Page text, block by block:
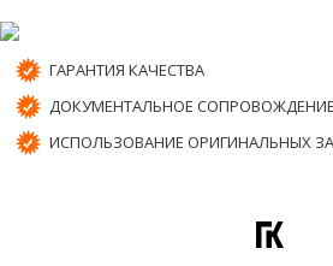
ГАРАНТИЯ КАЧЕСТВА
ДОКУМЕНТАЛЬНОЕ СОПРОВОЖДЕНИЕ
ИСПОЛЬЗОВАНИЕ ОРИГИНАЛЬНЫХ